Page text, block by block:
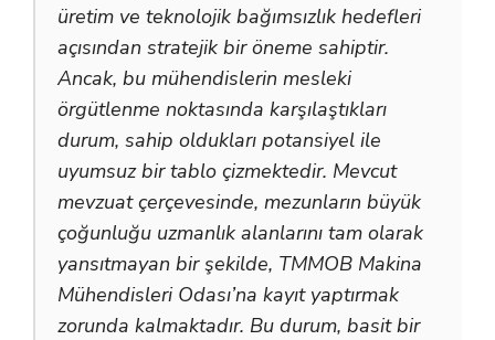
üretim ve teknolojik bağımsızlık hedefleri
açısından stratejik bir öneme sahiptir.
Ancak, bu mühendislerin mesleki
örgütlenme noktasında karşılaştıkları
durum, sahip oldukları potansiyel ile
uyumsuz bir tablo çizmektedir. Mevcut
mevzuat çerçevesinde, mezunların büyük
çoğunluğu uzmanlık alanlarını tam olarak
yansıtmayan bir şekilde, TMMOB Makina
Mühendisleri Odası’na kayıt yaptırmak
zorunda kalmaktadır. Bu durum, basit bir